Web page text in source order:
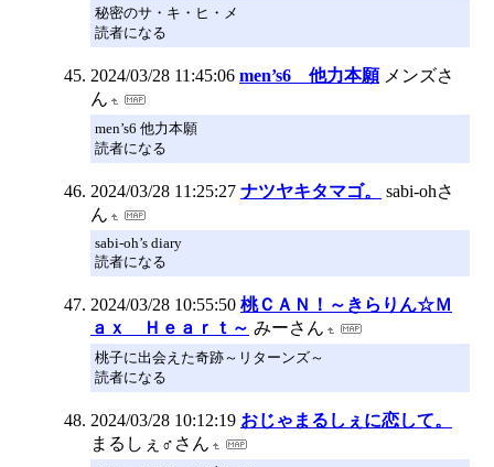
秘密のサ・キ・ヒ・メ
読者になる
2024/03/28 11:45:06 men’s6 他力本願 メンズさ
ん
men’s6 他力本願
読者になる
2024/03/28 11:25:27 ナツヤキタマゴ。
sabi-ohさ
ん
sabi-oh’s diary
読者になる
2024/03/28 10:55:50 桃ＣＡＮ！～きらりん☆Ｍ
ａｘ Ｈｅａｒｔ～ みーさん
桃子に出会えた奇跡～リターンズ～
読者になる
2024/03/28 10:12:19 おじゃまるしぇに恋して。
まるしぇ♂さん